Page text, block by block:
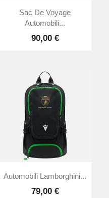
Sac De Voyage
Automobili...
90,00 €
Automobili Lamborghini...
79,00 €